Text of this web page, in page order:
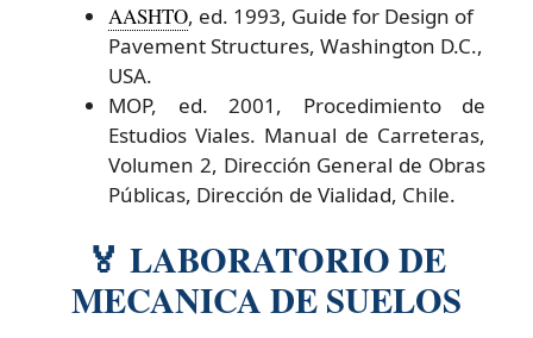
AASHTO, ed. 1993, Guide for Design of
Pavement Structures, Washington D.C.,
USA.
MOP, ed. 2001, Procedimiento de
Estudios Viales. Manual de Carreteras,
Volumen 2, Dirección General de Obras
Públicas, Dirección de Vialidad, Chile.
🏅 LABORATORIO DE
MECANICA DE SUELOS